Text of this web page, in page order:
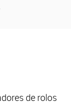
de rolos